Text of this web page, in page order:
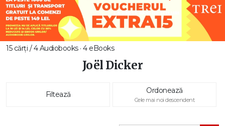
15 cărți / 4 Audiobooks · 4 eBooks
Joël Dicker
Filtează Ordonează
Cele mai noi descendent